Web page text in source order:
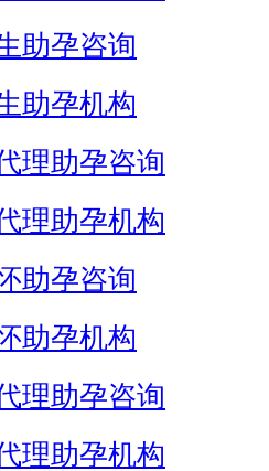
助孕咨询
助孕机构
理助孕咨询
理助孕机构
助孕咨询
助孕机构
理助孕咨询
理助孕机构